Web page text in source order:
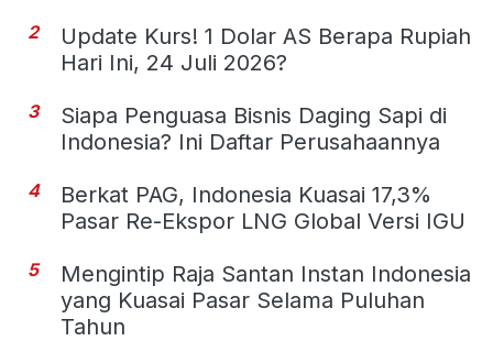
2
Update Kurs! 1 Dolar AS Berapa Rupiah
Hari Ini, 24 Juli 2026?
3
Siapa Penguasa Bisnis Daging Sapi di
Indonesia? Ini Daftar Perusahaannya
4
Berkat PAG, Indonesia Kuasai 17,3%
Pasar Re-Ekspor LNG Global Versi IGU
5
Mengintip Raja Santan Instan Indonesia
yang Kuasai Pasar Selama Puluhan
Tahun